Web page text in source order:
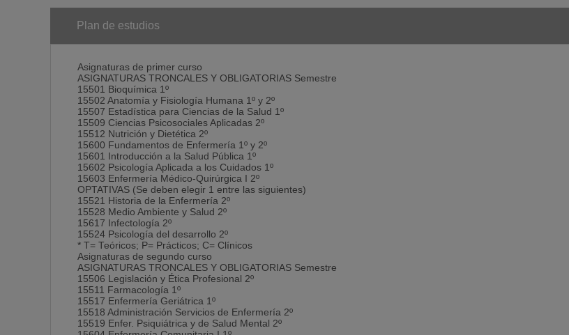
11. Capacidad para aplicar principios de información e investigación
Plan de estudios
Asignaturas de primer curso
ASIGNATURAS TRONCALES Y OBLIGATORIAS Semestre
15501 Bioquímica 1º
15502 Anatomía y Fisiología Humana 1º y 2º
15507 Estadística para Ciencias de la Salud 1º
15509 Ciencias Psicosociales Aplicadas 2º
15512 Nutrición y Dietética 2º
15600 Fundamentos de Enfermería 1º y 2º
15601 Introducción a la Salud Pública 1º
15602 Psicología Aplicada a los Cuidados 1º
15603 Enfermería Médico-Quirúrgica I 2º
OPTATIVAS (Se deben elegir 1 entre las siguientes)
15521 Historia de la Enfermería 2º
15528 Medio Ambiente y Salud 2º
15617 Infectología 2º
15524 Psicología del desarrollo 2º
* T= Teóricos; P= Prácticos; C= Clínicos
Asignaturas de segundo curso
ASIGNATURAS TRONCALES Y OBLIGATORIAS Semestre
15506 Legislación y Ética Profesional 2º
15511 Farmacología 1º
15517 Enfermería Geriátrica 1º
15518 Administración Servicios de Enfermería 2º
15519 Enfer. Psiquiátrica y de Salud Mental 2º